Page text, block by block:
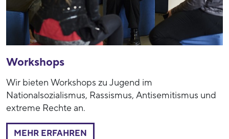
Workshops
Wir bieten Workshops zu Jugend im
Nationalsozialismus, Rassismus, Antisemitismus und
extreme Rechte an.
MEHR ERFAHREN